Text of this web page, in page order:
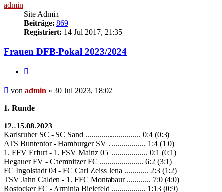
admin
Site Admin
Beiträge: 869
Registriert: 14 Jul 2017, 21:35
Frauen DFB-Pokal 2023/2024
Beitrag
von admin » 30 Jul 2023, 18:02
1. Runde
12.-15.08.2023
Karlsruher SC - SC Sand ............................ 0:4 (0:3)
ATS Buntentor - Hamburger SV ................... 1:4 (1:0)
1. FFV Erfurt - 1. FSV Mainz 05 ................... 0:1 (0:1)
Hegauer FV - Chemnitzer FC ...................... 6:2 (3:1)
FC Ingolstadt 04 - FC Carl Zeiss Jena ............ 2:3 (1:2)
TSV Jahn Calden - 1. FFC Montabaur ............ 7:0 (4:0)
Rostocker FC - Arminia Bielefeld ................. 1:13 (0:9)